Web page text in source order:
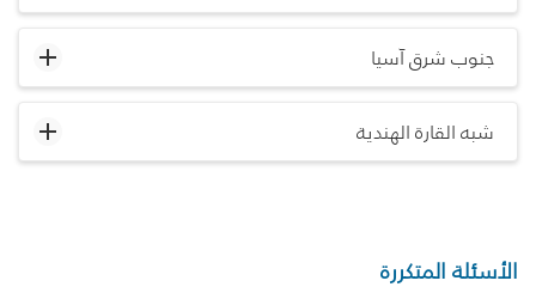
جنوب شرق آسيا
شبه القارة الهندية
الأسئلة المتكررة